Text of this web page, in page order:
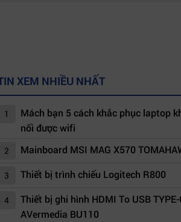
XEM NHIỀU NHẤT
1
Mách bạn 5 cách khắc phục laptop
nối được wifi
2 Mainboard MSI MAG X570
3 Thiết bị trình chiếu Logitech R800
4
Thiết bị ghi hình HDMI To USB TYPE-
AVermedia BU110